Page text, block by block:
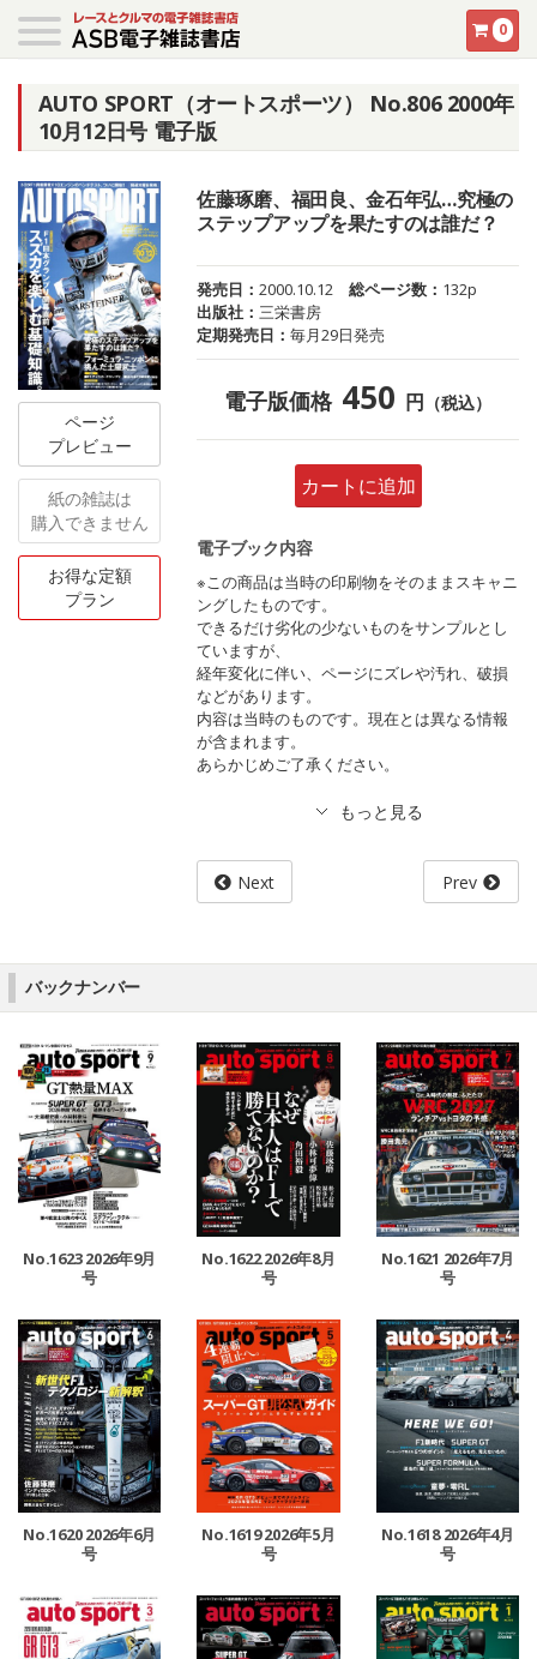
0
AUTO SPORT（オートスポーツ） No.806 2000年
10月12日号 電子版
ページ
プレビュー
紙の雑誌は
購入できません
お得な定額
プラン
佐藤琢磨、福田良、金石年弘…究極の
ステップアップを果たすのは誰だ？
発売日：2000.10.12 総ページ数： 132p
出版社：三栄書房
定期発売日：毎月29日発売
電子版価格 450 円 （税込）
カートに追加
電子ブック内容
※この商品は当時の印刷物をそのままスキャニ
ングしたものです。
できるだけ劣化の少ないものをサンプルとし
ていますが、
経年変化に伴い、ページにズレや汚れ、破損
などがあります。
内容は当時のものです。現在とは異なる情報
が含まれます。
あらかじめご了承ください。
Next Prev
バックナンバー
No.1623 2026年9月
号
No.1622 2026年8月
号
No.1621 2026年7月
号
No.1620 2026年6月
号
No.1619 2026年5月
号
No.1618 2026年4月
号